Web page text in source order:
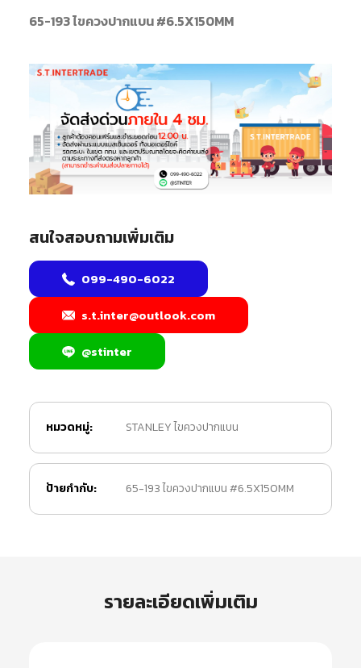
65-193 ไขควงปากแบน #6.5X150MM
สนใจสอบถามเพิ่มเติม
099-490-6022
s.t.inter@outlook.com
@stinter
หมวดหมู่: STANLEY ไขควงปากแบน
ป้ายกำกับ: 65-193 ไขควงปากแบน #6.5X150MM
รายละเอียดเพิ่มเติม